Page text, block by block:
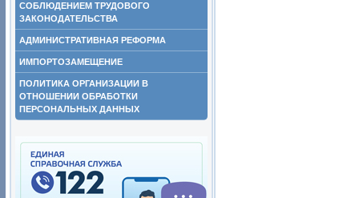
СОБЛЮДЕНИЕМ ТРУДОВОГО
ЗАКОНОДАТЕЛЬСТВА
АДМИНИСТРАТИВНАЯ РЕФОРМА
ИМПОРТОЗАМЕЩЕНИЕ
ПОЛИТИКА ОРГАНИЗАЦИИ В
ОТНОШЕНИИ ОБРАБОТКИ
ПЕРСОНАЛЬНЫХ ДАННЫХ